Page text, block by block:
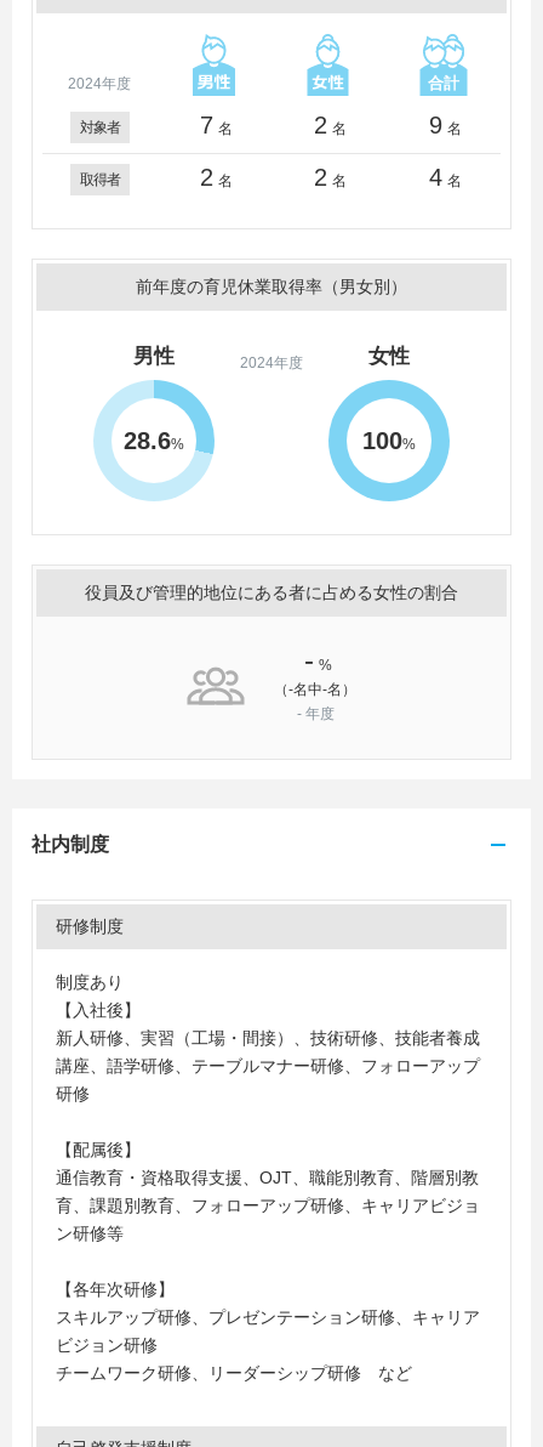
2024年度
対象者 7 名 2 名 9 名
取得者 2 名 2 名 4 名
前年度の育児休業取得率（男女別）
2024年度
男性
28.6%
女性
100%
役員及び管理的地位にある者に占める女性の割合
- %
（-名中-名）
- 年度
社内制度
研修制度
制度あり
【入社後】
新人研修、実習（工場・間接）、技術研修、技能者養成
講座、語学研修、テーブルマナー研修、フォローアップ
研修
【配属後】
通信教育・資格取得支援、OJT、職能別教育、階層別教
育、課題別教育、フォローアップ研修、キャリアビジョ
ン研修等
【各年次研修】
スキルアップ研修、プレゼンテーション研修、キャリア
ビジョン研修
チームワーク研修、リーダーシップ研修 など